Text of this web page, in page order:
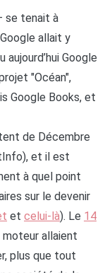
se tenait à
allait y
Google
"Océan",
Google Books, et
de Décembre
et il est
à quel point
sur le devenir
et celui-là). Le 14
allaient
plus que tout